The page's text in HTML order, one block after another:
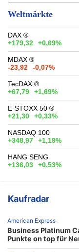
Weltmärkte
DAX ®
+179,32
+0,69%
MDAX ®
-23,92
-0,07%
TecDAX ®
+67,79
+1,69%
E-STOXX 50 ®
+21,30
+0,33%
NASDAQ 100
+348,97
+1,19%
HANG SENG
+136,03
+0,53%